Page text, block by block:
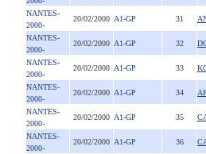
NANTES-
2000-
20/02/2000 A1-GP 31
NANTES-
2000-
20/02/2000 A1-GP 32
NANTES-
2000-
20/02/2000 A1-GP 33
NANTES-
2000-
20/02/2000 A1-GP 34
NANTES-
2000-
20/02/2000 A1-GP 35
NANTES-
2000-
20/02/2000 A1-GP 36